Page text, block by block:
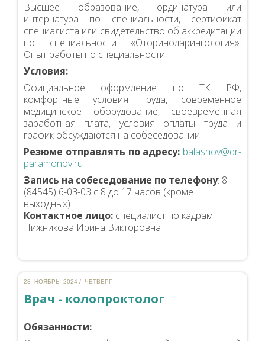
Высшее образование, ординатура или
интернатура по специальности, сертификат
специалиста или свидетельство об аккредитации
по специальности «Оториноларингология».
Опыт работы по специальности.
Условия:
Официальное оформление по ТК РФ,
комфортные условия труда, современное
медицинское оборудование, своевременная
заработная плата, условия оплаты труда и
график обсуждаются на собеседовании.
Резюме отправлять по адресу: balashov@dr-
paramonov.ru
Запись на собеседование по телефону: 8
(84545) 6-03-03 с 8 до 17 часов (кроме
выходных)
Контактное лицо: специалист по кадрам
Нижникова Ирина Викторовна
28 НОЯБРЬ 2024 / ЧЕТВЕРГ
Врач - колопроктолог
Обязанности: